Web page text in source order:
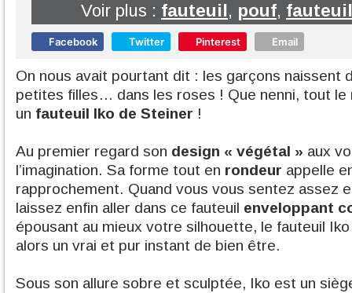
Voir plus : fauteuil, pouf,
Facebook Twitter Pinterest Email
On nous avait pourtant dit : les garçons naissent
petites filles… dans les roses ! Que nenni, tout le
un fauteuil Iko de Steiner !
Au premier regard son design « végétal » aux
l’imagination. Sa forme tout en rondeur appelle
rapprochement. Quand vous vous sentez assez
laissez enfin aller dans ce fauteuil enveloppant
épousant au mieux votre silhouette, le fauteuil
alors un vrai et pur instant de bien être.
Sous son allure sobre et sculptée, Iko est un